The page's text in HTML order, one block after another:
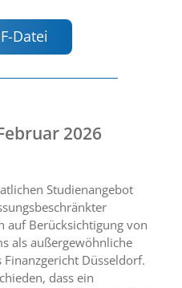
Datei
2026
Studienangebot
auf Berücksichtigung von
als außergewöhnliche
Finanzgericht Düsseldorf.
dass ein